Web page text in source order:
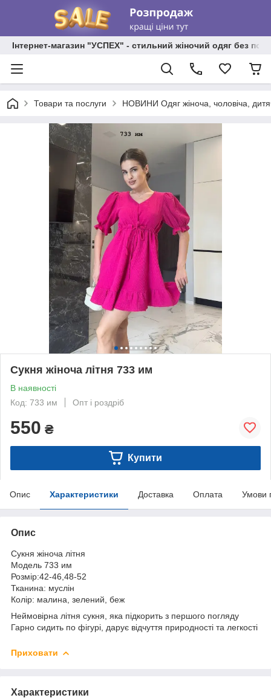
Інтернет-магазин "УСПЕХ" - стильний жіночий одяг без
Товари та послуги НОВИНИ Одяг жіноча, чоловіча,
Сукня жіноча літня 733 им
В наявності
Код: 733 им
Опт і роздріб
550 ₴
Купити
Опис Характеристики Доставка Оплата Умови
Опис
Сукня жіноча літня
Модель 733 им
Розмір:42-46,48-52
Тканина: муслін
Колір: малина, зелений, беж
Неймовірна літня сукня, яка підкорить з першого погляду
Гарно сидить по фігурі, дарує відчуття природності та легкості
Приховати
Характеристики